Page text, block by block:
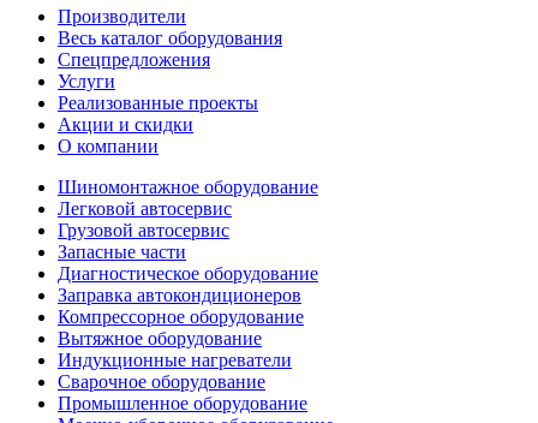
Производители
Весь каталог оборудования
Спецпредложения
Услуги
Реализованные проекты
Акции и скидки
О компании
Шиномонтажное оборудование
Легковой автосервис
Грузовой автосервис
Запасные части
Диагностическое оборудование
Заправка автокондиционеров
Компрессорное оборудование
Вытяжное оборудование
Индукционные нагреватели
Сварочное оборудование
Промышленное оборудование